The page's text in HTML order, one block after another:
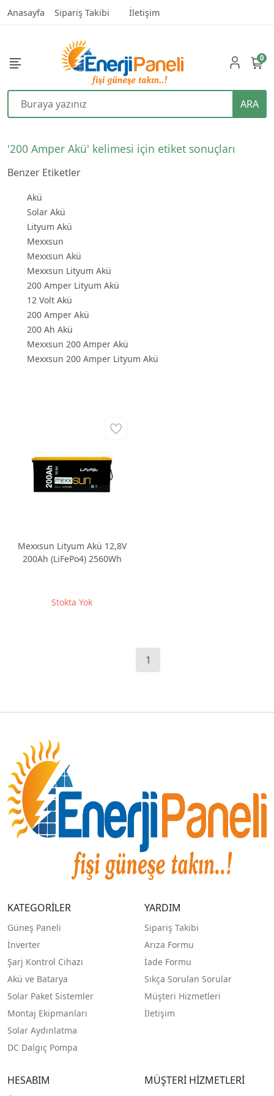
Anasayfa Sipariş Takibi İletişim
ARA
0
'200 Amper Akü' kelimesi için etiket sonuçları
Benzer Etiketler
Akü
Solar Akü
Lityum Akü
Mexxsun
Mexxsun Akü
Mexxsun Lityum Akü
200 Amper Lityum Akü
12 Volt Akü
200 Amper Akü
200 Ah Akü
Mexxsun 200 Amper Akü
Mexxsun 200 Amper Lityum Akü
Mexxsun Lityum Akü 12,8V
200Ah (LiFePo4) 2560Wh
Stokta Yok
1
KATEGORİLER
Güneş Paneli
İnverter
Şarj Kontrol Cihazı
Akü ve Batarya
Solar Paket Sistemler
Montaj Ekipmanları
Solar Aydınlatma
DC Dalgıç Pompa
YARDIM
Sipariş Takibi
Arıza Formu
İade Formu
Sıkça Sorulan Sorular
Müşteri Hizmetleri
İletişim
HESABIM MÜŞTERİ HİZMETLERİ